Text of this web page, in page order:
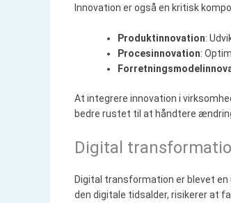
Innovation er også en kritisk
Produktinnovation:
Procesinnovation:
At integrere innovation i
bedre rustet til at håndtere
Digital
Digital transformation er blevet en
den digitale tidsalder, risikerer at